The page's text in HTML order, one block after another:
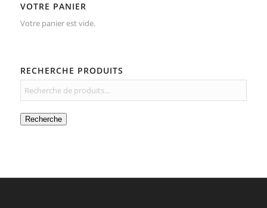
VOTRE PANIER
Votre panier est vide.
RECHERCHE PRODUITS
Recherche